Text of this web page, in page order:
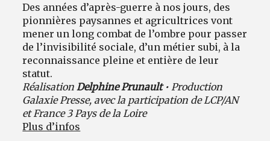
Des années d’après-guerre à nos jours, des
pionnières paysannes et agricultrices vont
mener un long combat de l’ombre pour passer
de l’invisibilité sociale, d’un métier subi, à la
reconnaissance pleine et entière de leur
statut.
Réalisation Delphine Prunault• Production
Galaxie Presse, avec la participation de LCP/AN
et France 3 Pays de la Loire
Plus d’infos